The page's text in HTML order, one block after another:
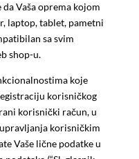
Vaša oprema kojom
laptop, tablet, pametni
sa svim
shop-u.
koje
korisničkog
korisnički račun, u
korisničkim
Vaše lične podatke u